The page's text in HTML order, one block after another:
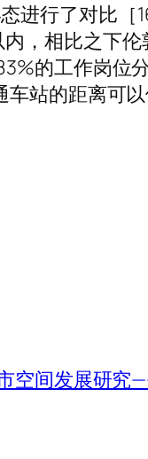
进行了对比
，相比之下
的工作岗位
站的距离可
空间发展研